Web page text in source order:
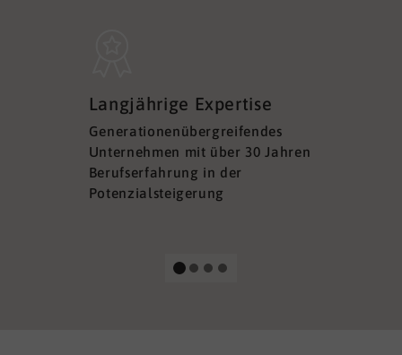
Langjährige Expertise
Generationenübergreifendes
Unternehmen mit über 30 Jahren
Berufserfahrung in der
Potenzialsteigerung